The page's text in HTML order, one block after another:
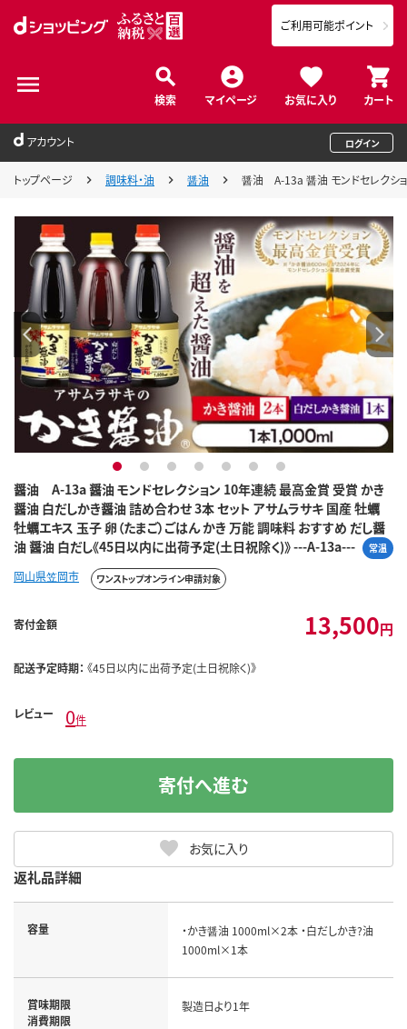
検索 マイページ お気に入り カート
ご利用可能ポイント
アカウント ログイン
トップページ 調味料・油 醤油 醤油 A-13a 醤油 モンドセレクシ
醤油 A-13a 醤油 モンドセレクション 10年連続 最高金賞 受賞 かき
醤油 白だしかき醤油 詰め合わせ 3本 セット アサムラサキ 国産 牡蠣
牡蠣エキス 玉子 卵（たまご）ごはん かき 万能 調味料 おすすめ だし醤
油 醤油 白だし《45日以内に出荷予定(土日祝除く)》 ---A-13a---
常温
1 2 3 4 5 6 7
岡山県笠岡市 ワンストップオンライン申請対象
寄付金額 13,500円
配送予定時期： 《45日以内に出荷予定(土日祝除く)》
レビュー 0件
お気に入り
寄付へ進む
返礼品詳細
容量
・かき醤油 1000ml×2本 ・白だしかき?油
1000ml×1本
賞味期限
消費期限
製造日より1年